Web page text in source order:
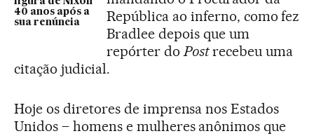
40 anos após a
sua renúncia
República ao inferno, como fez
Bradlee depois que um
repórter doPostrecebeu uma
citação judicial.
Hoje os diretores de imprensa nos Estados
Unidos – homens e mulheres anônimos que